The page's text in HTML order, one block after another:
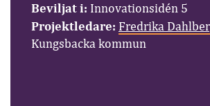
Beviljat i: Innovationsidén 5
Projektledare: Fredrika
Kungsbacka kommun